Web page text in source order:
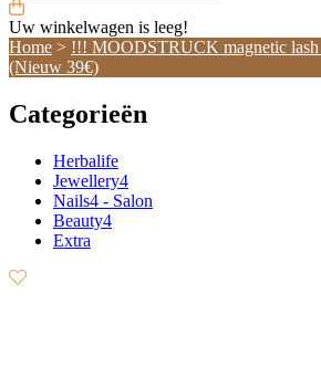
Uw winkelwagen is leeg!
Home > !!! MOODSTRUCK magnetic lash
(Nieuw 39€)
Categorieën
Herbalife
Jewellery4
Nails4 - Salon
Beauty4
Extra